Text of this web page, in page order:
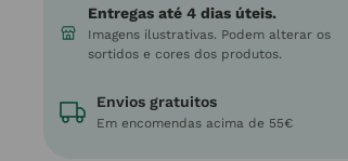
Entregas até 4 dias úteis.
Imagens ilustrativas. Podem alterar os
sortidos e cores dos produtos.
Envios gratuitos
Em encomendas acima de 55€